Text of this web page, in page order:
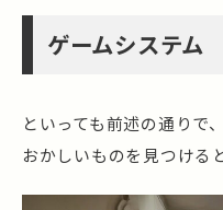
ゲームシステム
といっても前述の通りで
おかしいものを見つける